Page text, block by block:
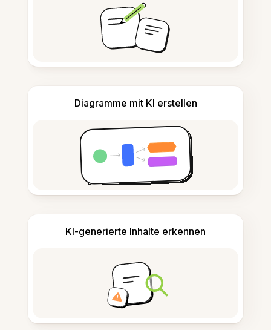
Diagramme mit KI erstellen
KI-generierte Inhalte erkennen